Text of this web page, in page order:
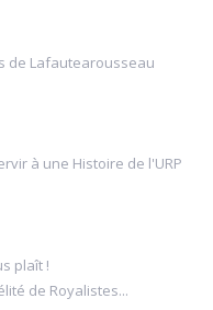
de Lafautearousseau
à une Histoire de l'URP
plaît !
de Royalistes...